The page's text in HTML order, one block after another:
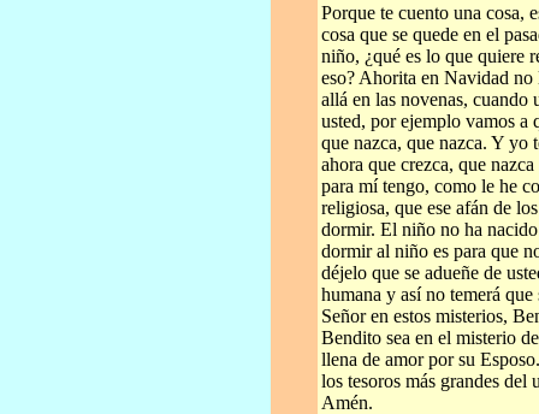
Porque te cuento una cosa,
cosa que se quede en el
niño, ¿qué es lo que quiere
eso? Ahorita en Navidad
allá en las novenas, cuando
usted, por ejemplo vamos a
que nazca, que nazca. Y yo
ahora que crezca, que
para mí tengo, como le he
religiosa, que ese afán de
dormir. El niño no ha
dormir al niño es para que
déjelo que se adueñe de
humana y así no temerá
Señor en estos misterios,
Bendito sea en el misterio
llena de amor por su
los tesoros más grandes
Amén.